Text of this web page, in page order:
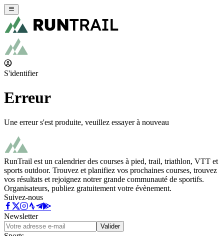
S'identifier
Erreur
Une erreur s'est produite, veuillez essayer à nouveau
RunTrail est un calendrier des courses à pied, trail, triathlon, VTT et
sports outdoor. Trouvez et planifiez vos prochaines courses, trouvez
vos résultats et rejoignez notrer grande communauté de sportifs.
Organisateurs, publiez gratuitement votre évènement.
Suivez-nous
Newsletter
Valider